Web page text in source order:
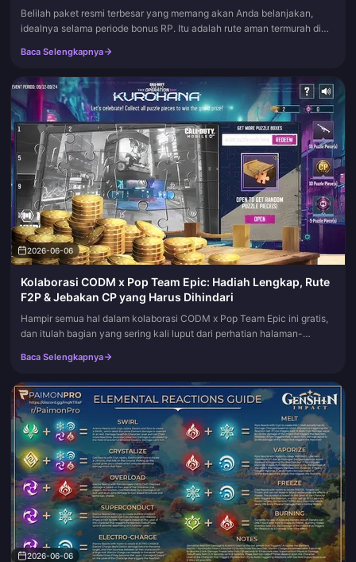
Belilah paket resmi terbesar yang memang akan Anda belanjakan,
idealnya selama periode bonus RP. Itu adalah rute aman termurah di
Baca Selengkapnya
2026-06-06
Kolaborasi CODM x Pop Team Epic: Hadiah Lengkap, Rute
F2P & Jebakan CP yang Harus Dihindari
Hampir semua hal dalam kolaborasi CODM x Pop Team Epic ini gratis,
dan itulah bagian yang sering kali luput dari perhatian halaman-
Baca Selengkapnya
2026-06-06